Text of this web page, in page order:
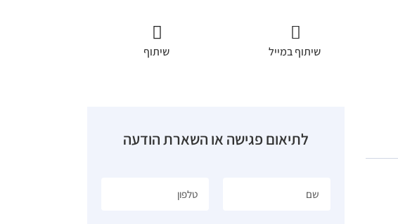
שיתוף במייל שיתוף
לתיאום פגישה או השארת הודעה